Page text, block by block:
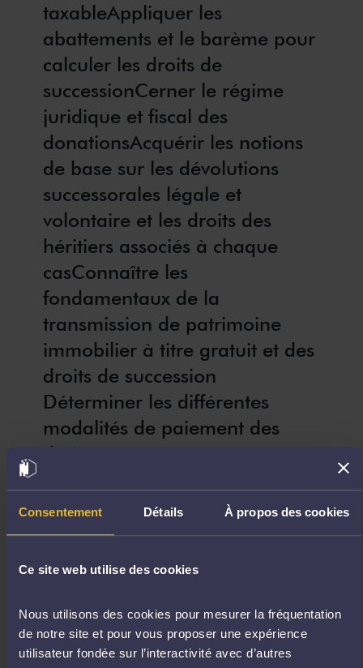
Consentement Détails À propos des cookies
Ce site web utilise des cookies
Nous utilisons des cookies pour mesurer la fréquentation
de notre site et pour vous proposer une expérience
utilisateur fondée sur l’interactivité avec d’autres
taxableAppliquer les
abattements et le barème pour
calculer les droits de
successionCerner le régime
juridique et fiscal des
donationsAcquérir les notions
de base sur les dévolutions
successorales légale et
volontaire et les droits des
héritiers associés à chaque
casConnaître les
fondamentaux de la
transmission de patrimoine
immobilier à titre gratuit et des
droits de succession
Déterminer les différentes
modalités de paiement des
droits
Formation ouverte à :
(approfondissement des connaissances et des pratiques)
Nombre d’heures de formation